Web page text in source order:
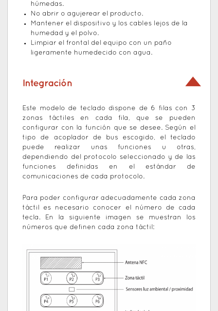
húmedas.
No abrir o agujerear el producto.
Mantener el dispositivo y los cables lejos de la
humedad y el polvo.
Limpiar el frontal del equipo con un paño
ligeramente humedecido con agua.
Integración
Este modelo de teclado dispone de 6 filas con 3
zonas táctiles en cada fila, que se pueden
configurar con la función que se desee. Según el
tipo de acoplador de bus escogido, el teclado
puede realizar unas funciones u otras,
dependiendo del protocolo seleccionado y de las
funciones definidas en el estándar de
comunicaciones de cada protocolo.
Para poder configurar adecuadamente cada zona
táctil es necesario conocer el número de cada
tecla. En la siguiente imagen se muestran los
números que definen cada zona táctil: